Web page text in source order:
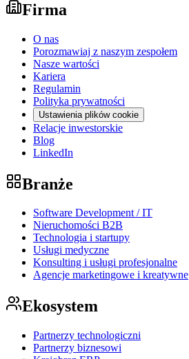
Firma
O nas
Porozmawiaj z naszym zespołem
Nasze wartości
Kariera
Regulamin
Polityka prywatności
Ustawienia plików cookie
Relacje inwestorskie
Blog
LinkedIn
Branże
Software Development / IT
Nieruchomości B2B
Technologia i startupy
Usługi medyczne
Konsulting i usługi profesjonalne
Agencje marketingowe i kreatywne
Ekosystem
Partnerzy technologiczni
Partnerzy biznesowi